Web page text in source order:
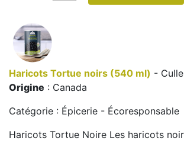
Haricots Tortue noirs (540 ml) -
Origine : Canada
Catégorie : Épicerie - Écoresponsable
Haricots Tortue Noire Les haricots